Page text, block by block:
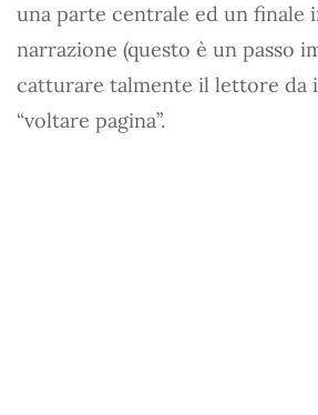
una parte centrale ed un finale
narrazione (questo è un passo
catturare talmente il lettore da
“voltare pagina”.